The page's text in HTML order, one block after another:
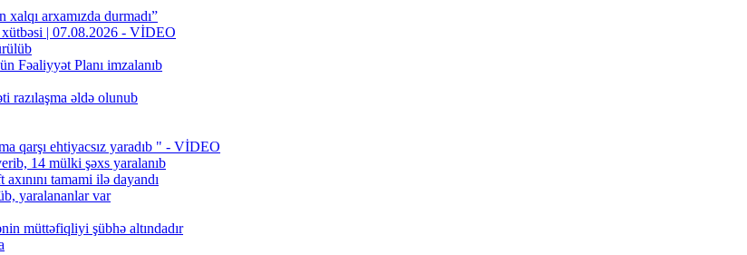
arxamızda durmadı”
xütbəsi | 07.08.2026 - VİDEO
Fəaliyyət Planı imzalanıb
razılaşma əldə olunub
qarşı ehtiyacsız yaradıb " - VİDEO
14 mülki şəxs yaralanıb
tamami ilə dayandı
yaralananlar var
müttəfiqliyi şübhə altındadır